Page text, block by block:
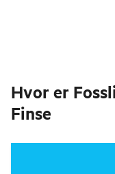
Hvor er
Finse